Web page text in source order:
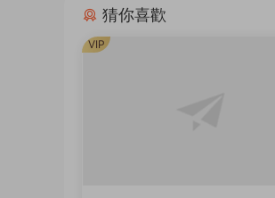
猜你喜歡
VIP